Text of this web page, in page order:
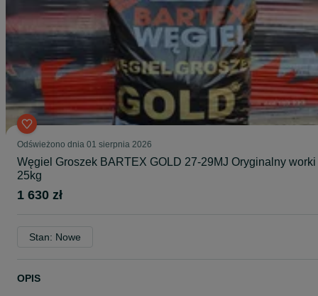
Odświeżono dnia 01 sierpnia 2026
Węgiel Groszek BARTEX GOLD 27-29MJ Oryginalny worki
25kg
1 630 zł
Stan: Nowe
OPIS